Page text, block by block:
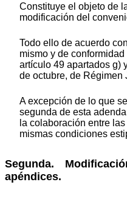
Constituye el objeto de
modificación del
Todo ello de acuerdo
mismo y de
artículo 49 apartados g)
de octubre, de Régimen
A excepción de lo que
segunda de esta
la colaboración entre
mismas condiciones
Segunda.
apéndices.